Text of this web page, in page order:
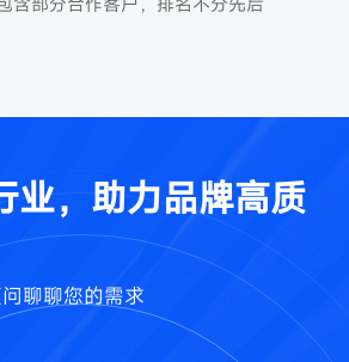
业，助力品牌高质
聊聊您的需求